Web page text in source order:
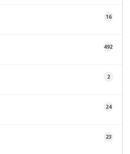
16
492
2
24
23